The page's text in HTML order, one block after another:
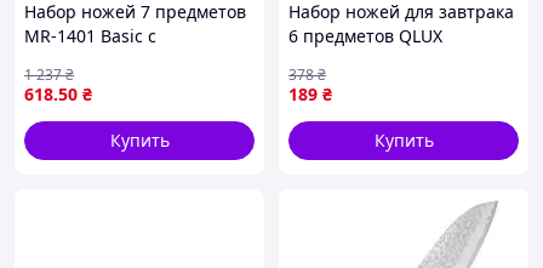
Набор ножей 7 предметов
MR-1401 Basic с
кухни профессиональная
заточка эргономичный
дизайн
618.50 ₴
1 237₴
Купить
Набор ножей для завтрака
6 предметов QLUX
нарезки фруктов и хлеба
189 ₴
378₴
Купить